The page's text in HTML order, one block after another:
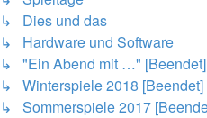
↳ Dies und das
↳ Hardware und Software
↳ "Ein Abend mit …" [Beendet]
↳ Winterspiele 2018 [Beendet]
↳ Sommerspiele 2017